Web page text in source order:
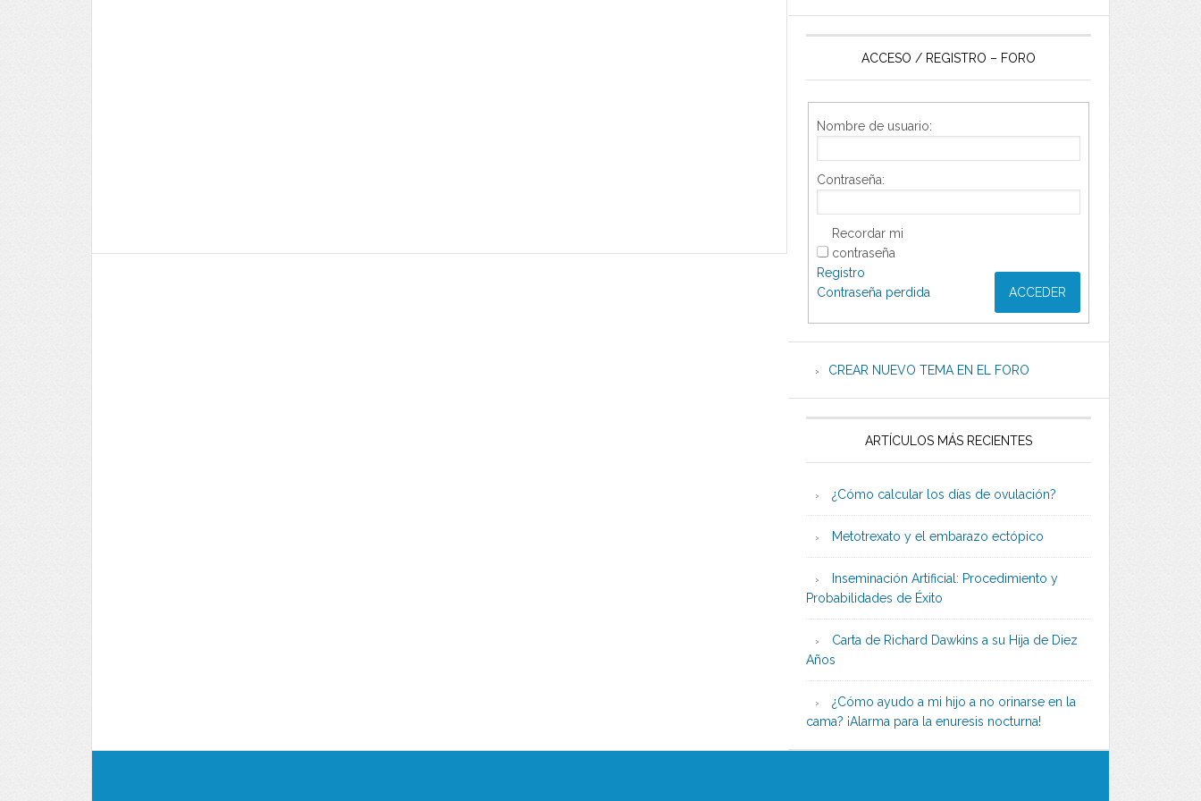
ACCESO / REGISTRO – FORO
Nombre de usuario:
Contraseña:
Recordar mi
contraseña
ACCEDER
Registro
Contraseña perdida
CREAR NUEVO TEMA EN EL FORO
ARTÍCULOS MÁS RECIENTES
¿Cómo calcular los días de ovulación?
Metotrexato y el embarazo ectópico
Inseminación Artificial: Procedimiento y
Probabilidades de Éxito
Carta de Richard Dawkins a su Hija de Diez
Años
¿Cómo ayudo a mi hijo a no orinarse en la
cama? ¡Alarma para la enuresis nocturna!